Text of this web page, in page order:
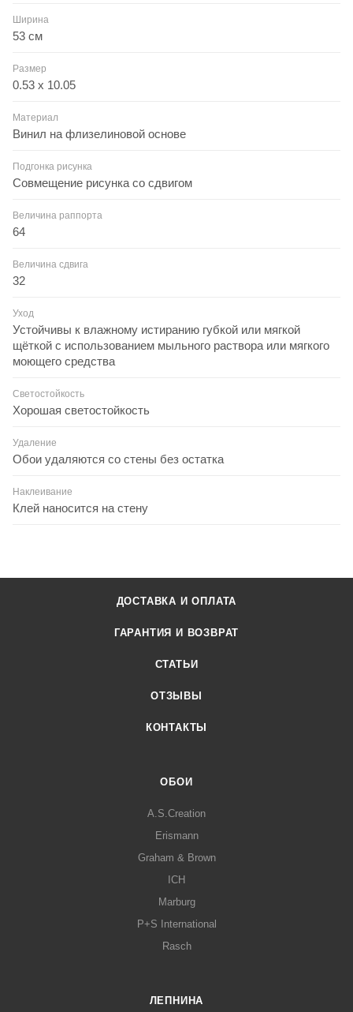
Ширина
53 см
Размер
0.53 x 10.05
Материал
Винил на флизелиновой основе
Подгонка рисунка
Совмещение рисунка со сдвигом
Величина раппорта
64
Величина сдвига
32
Уход
Устойчивы к влажному истиранию губкой или мягкой
щёткой с использованием мыльного раствора или мягкого
моющего средства
Светостойкость
Хорошая светостойкость
Удаление
Обои удаляются со стены без остатка
Наклеивание
Клей наносится на стену
ДОСТАВКА И ОПЛАТА
ГАРАНТИЯ И ВОЗВРАТ
СТАТЬИ
ОТЗЫВЫ
КОНТАКТЫ
ОБОИ
A.S.Creation
Erismann
Graham & Brown
ICH
Marburg
P+S International
Rasch
ЛЕПНИНА